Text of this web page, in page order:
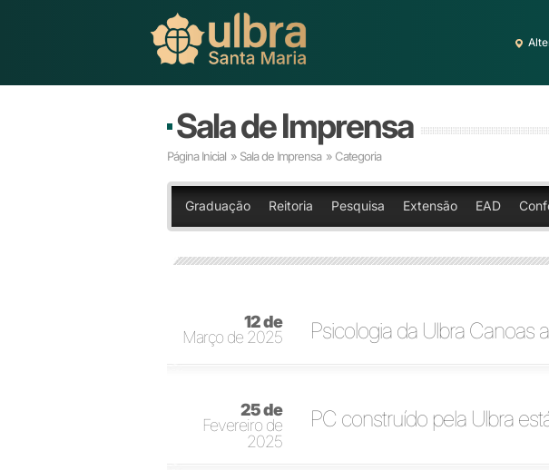
Sala de Imprensa
Página Inicial » Sala de Imprensa » Categoria
Graduação Reitoria Pesquisa Extensão EAD
12 de
Março de 2025
Psicologia da Ulbra Canoas
25 de
Fevereiro de
2025
PC construído pela Ulbra